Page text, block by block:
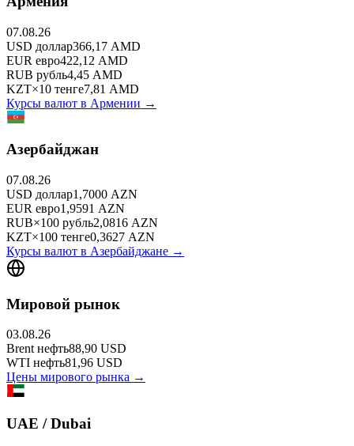
07.08.26
USD доллар366,17 AMD
EUR евро422,12 AMD
RUB рубль4,45 AMD
KZT×10 тенге7,81 AMD
Курсы валют в Армении →
Азербайджан
07.08.26
USD доллар1,7000 AZN
EUR евро1,9591 AZN
RUB×100 рубль2,0816 AZN
KZT×100 тенге0,3627 AZN
Курсы валют в Азербайджане →
Мировой рынок
03.08.26
Brent нефть88,90 USD
WTI нефть81,96 USD
Цены мирового рынка →
UAE / Dubai